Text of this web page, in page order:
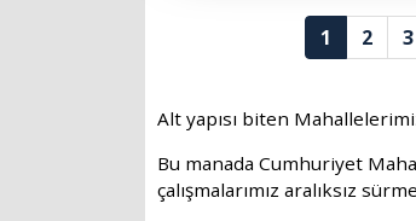
1 2 3
Alt yapısı biten
Bu manada Cumhuriyet
çalışmalarımız aralıksız